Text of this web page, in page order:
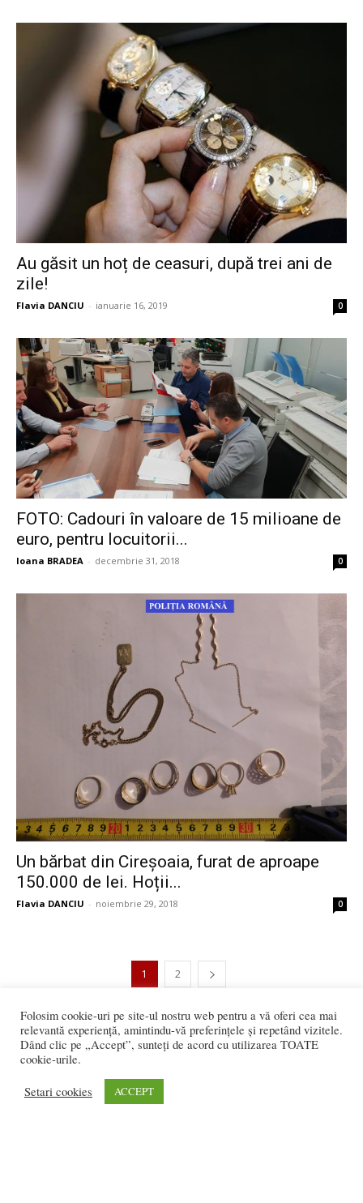
Au găsit un hoț de ceasuri, după trei ani de
zile!
Flavia DANCIU - ianuarie 16, 2019 0
FOTO: Cadouri în valoare de 15 milioane de
euro, pentru locuitorii...
Ioana BRADEA - decembrie 31, 2018 0
Un bărbat din Cireșoaia, furat de aproape
150.000 de lei. Hoții...
Flavia DANCIU - noiembrie 29, 2018 0
1 2
2.251 vizitatori online
Folosim cookie-uri pe site-ul nostru web pentru a vă oferi cea mai
relevantă experiență, amintindu-vă preferințele și repetând vizitele.
Dând clic pe „Accept”, sunteți de acord cu utilizarea TOATE
cookie-urile.
Setari cookies ACCEPT